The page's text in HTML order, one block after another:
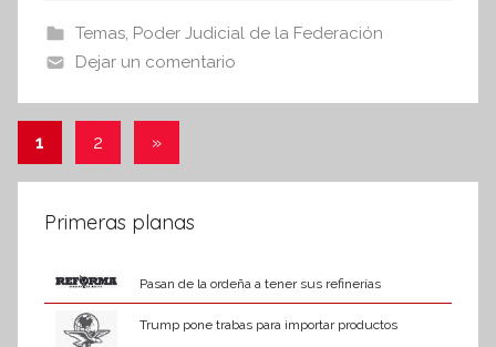
n
a
a
b
o
o
k
A
p
p
Temas, Poder Judicial de la Federación
Dejar un comentario
Paginación
de
entradas
1 2
Entradas
»
Primeras planas
Pasan de la ordeña a tener sus refinerías
Trump pone trabas para importar productos